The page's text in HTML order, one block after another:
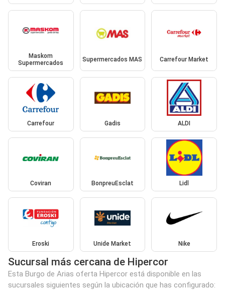
Maskom
Supermercados
Supermercados MAS Carrefour Market
Carrefour Gadis ALDI
Coviran BonpreuEsclat Lidl
Eroski Unide Market Nike
Sucursal más cercana de Hipercor
Esta Burgo de Arias oferta Hipercor está disponible en las
sucursales siguientes según la ubicación que has configurado: